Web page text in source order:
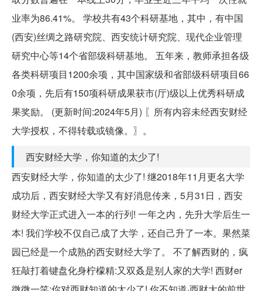
业率为86.41%。 学校共有43个科研基地，其中，有中国
(西安)丝绸之路研究院、西安统计研究院、现代企业管理
研究中心等14个省部级科研基地。 五年来，教师承担各级
各类科研项目1200余项，其中国家级和省部级科研项目66
0余项，先后有150项科研成果获市(厅)级以上优秀科研成
果奖励。 (更新时间:2024年5月) 〖所有内容未经西安财经
大学授权，不得转载或镜像。〗。
西安财经大学，你知道的太少了!
西安财经大学，你知道的太少了! 继2018年11月更名大学
成功后，西安财经大学又有好消息传来，5月31日，西安
财经大学正式进入一本的行列! 一年之内，先升大学后生一
本! 我们学校不仅自己成了大学，还自己升了一本。果然菜
园已经是一个成熟的西安财经大学了。 不了解西财的，疯
狂敲打着键盘化身柠檬精:又双叒是别人家的大学! 西财er